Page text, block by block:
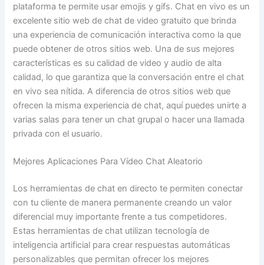
plataforma te permite usar emojis y gifs. Chat en vivo es un
excelente sitio web de chat de video gratuito que brinda
una experiencia de comunicación interactiva como la que
puede obtener de otros sitios web. Una de sus mejores
características es su calidad de video y audio de alta
calidad, lo que garantiza que la conversación entre el chat
en vivo sea nítida. A diferencia de otros sitios web que
ofrecen la misma experiencia de chat, aquí puedes unirte a
varias salas para tener un chat grupal o hacer una llamada
privada con el usuario.
Mejores Aplicaciones Para Vídeo Chat Aleatorio
Los herramientas de chat en directo te permiten conectar
con tu cliente de manera permanente creando un valor
diferencial muy importante frente a tus competidores.
Estas herramientas de chat utilizan tecnología de
inteligencia artificial para crear respuestas automáticas
personalizables que permitan ofrecer los mejores